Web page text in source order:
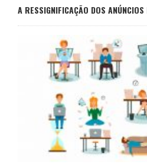
A RESSIGNIFICAÇÃO DOS